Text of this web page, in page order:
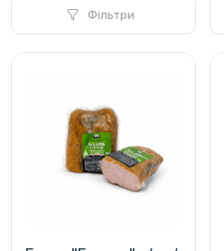
Фільтри